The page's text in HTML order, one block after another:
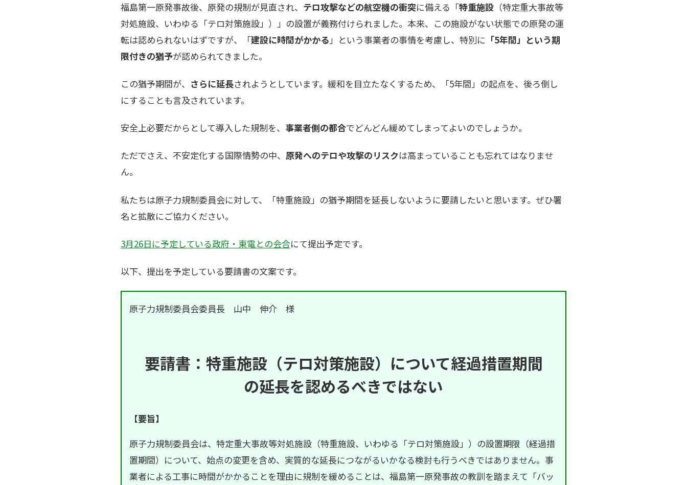
福島第一原発事故後、原発の規制が見直され、 テロ攻撃などの航空機の衝突に備える「特重施設 （特定重大事故等
対処施設、いわゆる「テロ対策施設」）」の設置が義務付けられました。本来、この施設がない状態での原発の運
転は認められないはずですが、「建設に時間がかかる」という事業者の事情を考慮し、特別に 「5年間」という期
限付きの猶予が認められてきました。
この猶予期間が、 さらに延長されようとしています。緩和を目立たなくするため、「5年間」の起点を、後ろ倒し
にすることも言及されています。
安全上必要だからとして導入した規制を、 事業者側の都合でどんどん緩めてしまってよいのでしょうか。
ただでさえ、不安定化する国際情勢の中、 原発へのテロや攻撃のリスクは高まっていることも忘れてはなりませ
ん。
私たちは原子力規制委員会に対して、「特重施設」の猶予期間を延長しないように要請したいと思います。ぜひ署
名と拡散にご協力ください。
3月26日に予定している政府・東電との会合にて提出予定です。
以下、提出を予定している要請書の文案です。
原子力規制委員会委員長 山中 伸介 様
要請書：特重施設（テロ対策施設）について経過措置期間
の延長を認めるべきではない
【要旨】
原子力規制委員会は、特定重大事故等対処施設（特重施設、いわゆる「テロ対策施設」）の設置期限（経過措
置期間）について、始点の変更を含め、実質的な延長につながるいかなる検討も行うべきではありません。事
業者による工事に時間がかかることを理由に規制を緩めることは、福島第一原発事故の教訓を踏まえて「バッ